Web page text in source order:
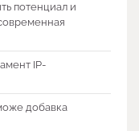
потенциал и
IP-
добавка